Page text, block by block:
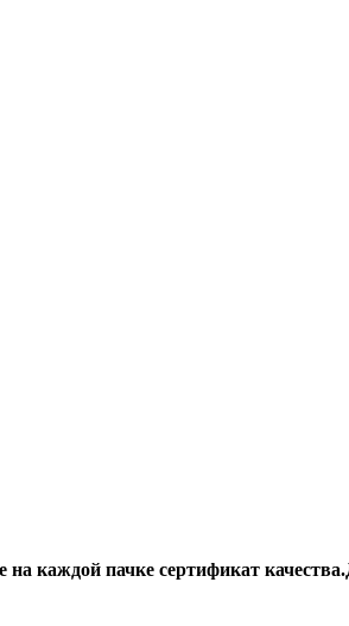
каждой пачке сертификат